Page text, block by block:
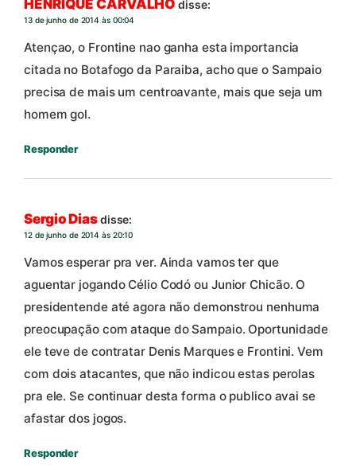
HENRIQUE CARVALHO disse:
13 de junho de 2014 às 00:04
Atençao, o Frontine nao ganha esta importancia
citada no Botafogo da Paraiba, acho que o Sampaio
precisa de mais um centroavante, mais que seja um
homem gol.
Responder
Sergio Diasdisse:
12 de junho de 2014 às 20:10
Vamos esperar pra ver. Ainda vamos ter que
aguentar jogando Célio Codó ou Junior Chicão. O
presidentende até agora não demonstrou nenhuma
preocupação com ataque do Sampaio. Oportunidade
ele teve de contratar Denis Marques e Frontini. Vem
com dois atacantes, que não indicou estas perolas
pra ele. Se continuar desta forma o publico avai se
afastar dos jogos.
Responder